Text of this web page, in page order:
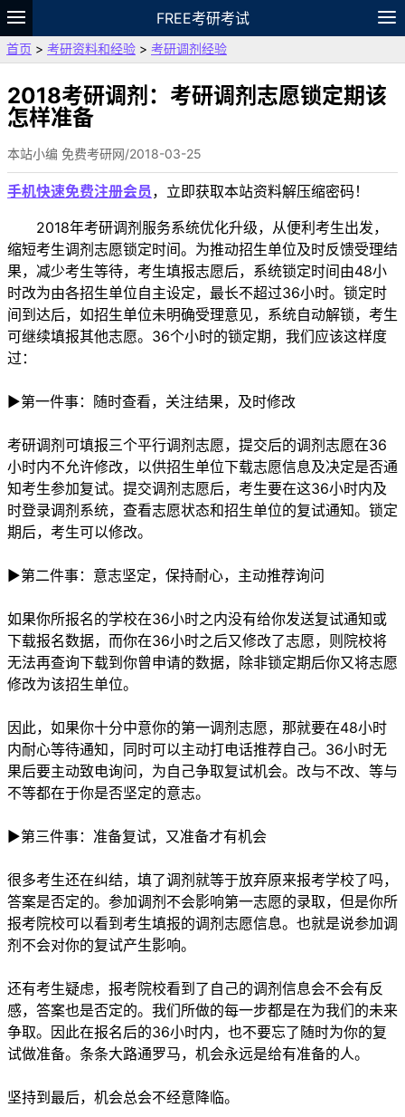
FREE考研考试
题库
故事 专题 APP
VIP
资料
首页 > 考研资料和经验 > 考研调剂经验
2018考研调剂：考研调剂志愿锁定期该
怎样准备
本站小编 免费考研网/2018-03-25
手机快速免费注册会员 ，立即获取本站资料解压缩密码！
2018年考研调剂服务系统优化升级，从便利考生出发，
缩短考生调剂志愿锁定时间。为推动招生单位及时反馈受理结
果，减少考生等待，考生填报志愿后，系统锁定时间由48小
时改为由各招生单位自主设定，最长不超过36小时。锁定时
间到达后，如招生单位未明确受理意见，系统自动解锁，考生
可继续填报其他志愿。36个小时的锁定期，我们应该这样度
过：
►第一件事：随时查看，关注结果，及时修改
考研调剂可填报三个平行调剂志愿，提交后的调剂志愿在36
小时内不允许修改，以供招生单位下载志愿信息及决定是否通
知考生参加复试。提交调剂志愿后，考生要在这36小时内及
时登录调剂系统，查看志愿状态和招生单位的复试通知。锁定
期后，考生可以修改。
►第二件事：意志坚定，保持耐心，主动推荐询问
如果你所报名的学校在36小时之内没有给你发送复试通知或
下载报名数据，而你在36小时之后又修改了志愿，则院校将
无法再查询下载到你曾申请的数据，除非锁定期后你又将志愿
修改为该招生单位。
因此，如果你十分中意你的第一调剂志愿，那就要在48小时
内耐心等待通知，同时可以主动打电话推荐自己。36小时无
果后要主动致电询问，为自己争取复试机会。改与不改、等与
不等都在于你是否坚定的意志。
►第三件事：准备复试，又准备才有机会
很多考生还在纠结，填了调剂就等于放弃原来报考学校了吗，
答案是否定的。参加调剂不会影响第一志愿的录取，但是你所
报考院校可以看到考生填报的调剂志愿信息。也就是说参加调
剂不会对你的复试产生影响。
还有考生疑虑，报考院校看到了自己的调剂信息会不会有反
感，答案也是否定的。我们所做的每一步都是在为我们的未来
争取。因此在报名后的36小时内，也不要忘了随时为你的复
试做准备。条条大路通罗马，机会永远是给有准备的人。
坚持到最后，机会总会不经意降临。